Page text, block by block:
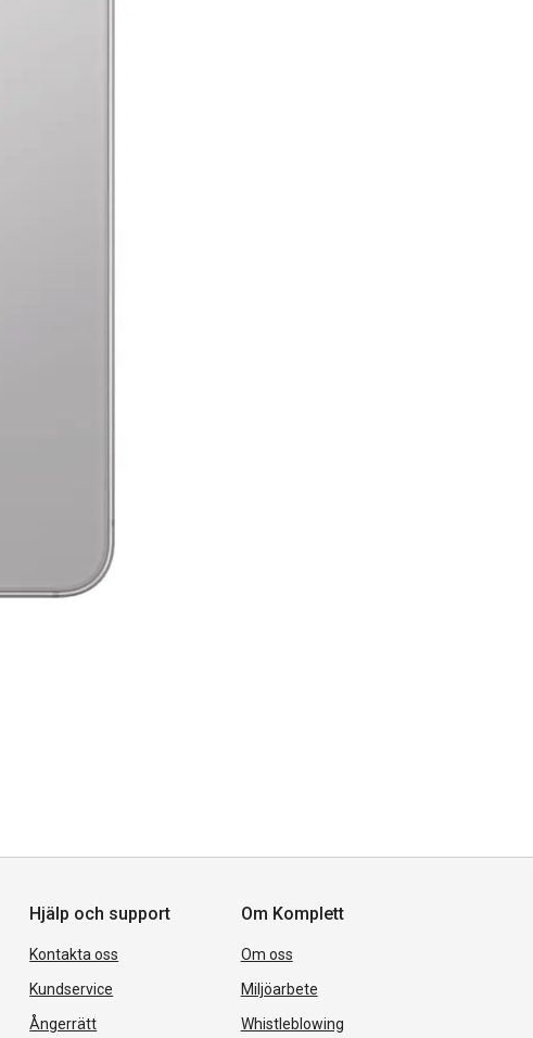
Hjälp och support
Kontakta oss
Kundservice
Ångerrätt
Om Komplett
Om oss
Miljöarbete
Whistleblowing